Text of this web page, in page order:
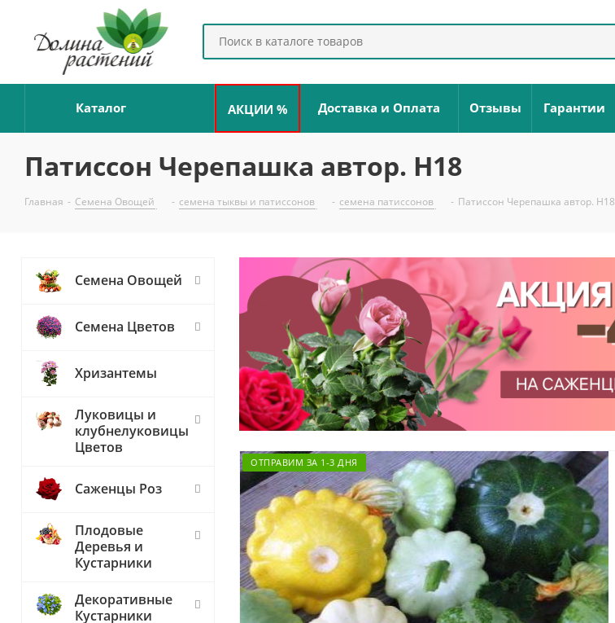
Каталог АКЦИИ % Доставка и Оплата Отзывы Гарантии
Патиссон Черепашка автор. Н18
Главная - Семена Овощей - семена тыквы и патиссонов - семена патиссонов - Патиссон Черепашка автор. Н18
ОТПРАВИМ ЗА 1-3 ДНЯ
Семена Овощей
Семена Цветов
Хризантемы
Луковицы и
клубнелуковицы
Цветов
Саженцы Роз
Плодовые
Деревья и
Кустарники
Декоративные
Кустарники